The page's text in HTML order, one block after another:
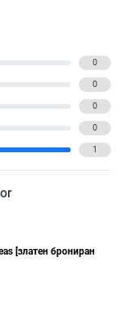
0
0
0
0
1
[златен брониран